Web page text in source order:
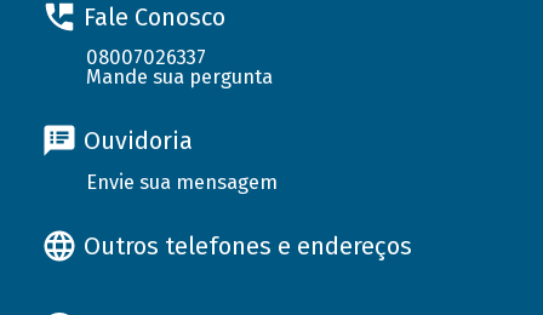
Fale Conosco
08007026337
Mande sua pergunta
Ouvidoria
Envie sua mensagem
Outros telefones e endereços